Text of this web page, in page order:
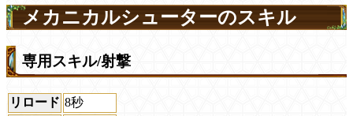
メカニカルシューターのスキル
専用スキル/射撃
リロード 8秒